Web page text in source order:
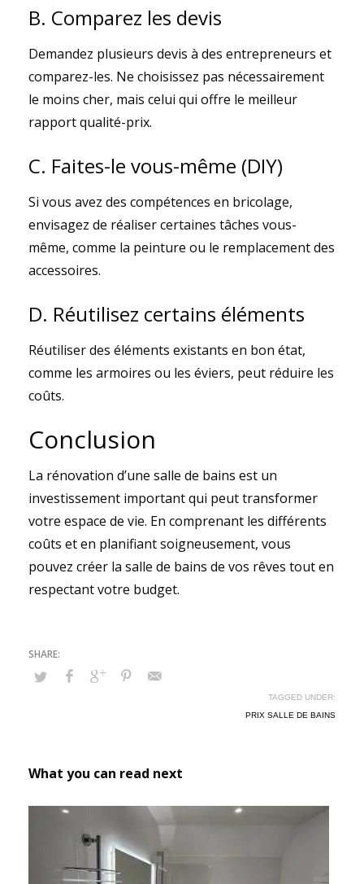
B. Comparez les devis
Demandez plusieurs devis à des entrepreneurs et
comparez-les. Ne choisissez pas nécessairement
le moins cher, mais celui qui offre le meilleur
rapport qualité-prix.
C. Faites-le vous-même (DIY)
Si vous avez des compétences en bricolage,
envisagez de réaliser certaines tâches vous-
même, comme la peinture ou le remplacement des
accessoires.
D. Réutilisez certains éléments
Réutiliser des éléments existants en bon état,
comme les armoires ou les éviers, peut réduire les
coûts.
Conclusion
La rénovation d’une salle de bains est un
investissement important qui peut transformer
votre espace de vie. En comprenant les différents
coûts et en planifiant soigneusement, vous
pouvez créer la salle de bains de vos rêves tout en
respectant votre budget.
TAGGED UNDER:
PRIX SALLE DE BAINS
What you can read next